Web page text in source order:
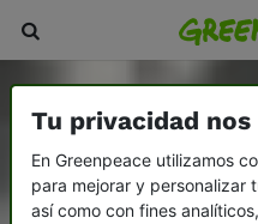
Tu privacidad
En Greenpeace utilizamos
para mejorar y personalizar
así como con fines